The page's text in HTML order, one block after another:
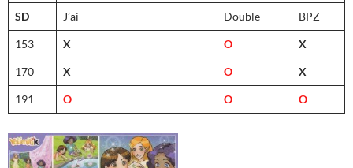
SD J’ai Double BPZ
153 X O X
170 X O X
191 O O O